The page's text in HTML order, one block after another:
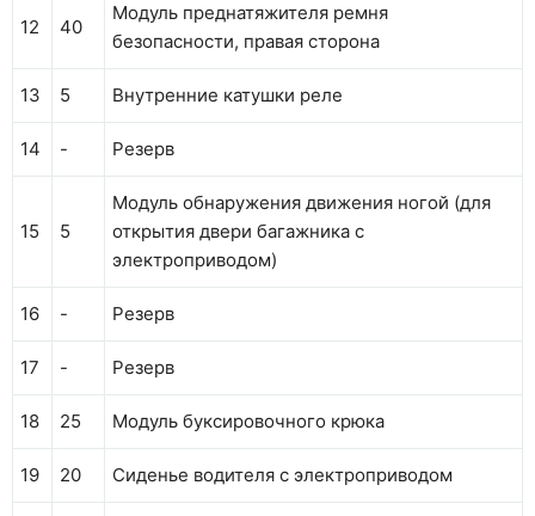
12 40
Модуль преднатяжителя ремня
безопасности, правая сторона
13 5 Внутренние катушки реле
14 - Резерв
15 5
Модуль обнаружения движения ногой (для
открытия двери багажника с
электроприводом)
16 - Резерв
17 - Резерв
18 25 Модуль буксировочного крюка
19 20 Сиденье водителя с электроприводом